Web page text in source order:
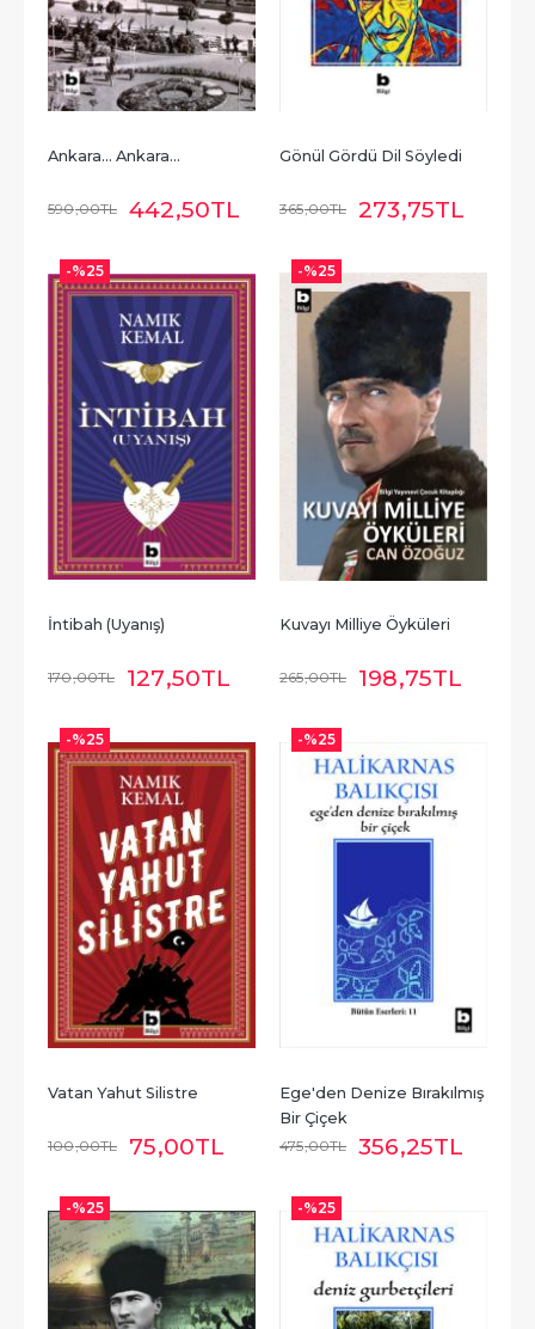
Ankara... Ankara...
590,00TL 442,50TL
Gönül Gördü Dil Söyledi
365,00TL 273,75TL
-%25
İntibah (Uyanış)
170,00TL 127,50TL
-%25
Kuvayı Milliye Öyküleri
265,00TL 198,75TL
-%25
Vatan Yahut Silistre
100,00TL 75,00TL
-%25
Ege'den Denize Bırakılmış
Bir Çiçek
475,00TL 356,25TL
-%25 -%25